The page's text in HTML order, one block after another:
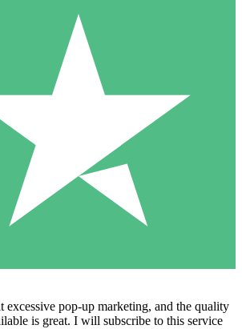
excessive pop-up marketing, and the quality
is great. I will subscribe to this service